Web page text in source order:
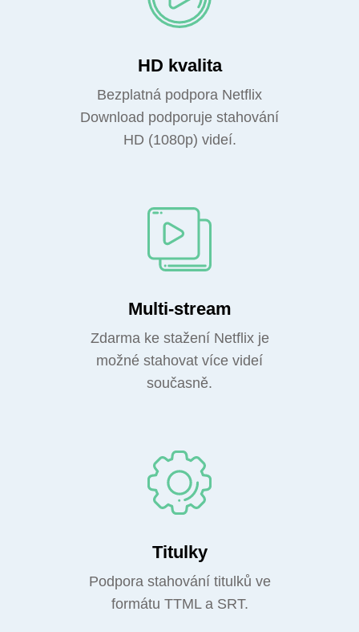
HD kvalita
Bezplatná podpora Netflix
Download podporuje stahování
HD (1080p) videí.
Multi-stream
Zdarma ke stažení Netflix je
možné stahovat více videí
současně.
Titulky
Podpora stahování titulků ve
formátu TTML a SRT.